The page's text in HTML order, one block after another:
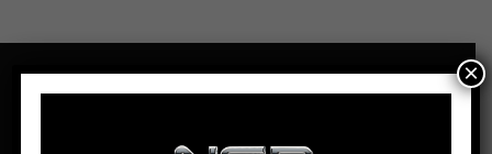
PANORAMICA
PORSCHE 908/3 – 1000 KM
×